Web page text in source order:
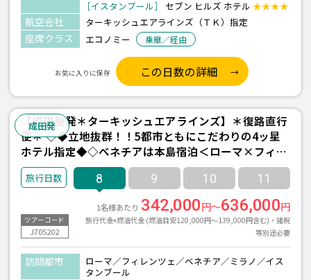
［イスタンブール］
セブン ヒルズ ホテル ★★★★
航空会社 ターキッシュエアラインズ（ＴＫ）指定
座席クラス エコノミー 乗継／経由
お気に入りに保存 この日数の詳細
成田発
【成田昼発＊ターキッシュエアラインズ】＊復路直行
便＊ ◇◆立地抜群！！5都市ともにこだわりの4ッ星
ホテル指定◆◇ベネチアは本島宿泊＜ローマ×フィレ
ンツェ×ベネチア×ミラノ×イスタンブール＞8日間
8 9 10 11
ツアーコード
J705202
1名様あたり 342,000円～636,000円
旅行代金+燃油代金 (燃油目安120,000円～139,000円含む)・諸税
等別途必要
訪問都市
ローマ／フィレンツェ／ベネチア／ミラノ／イス
タンブール